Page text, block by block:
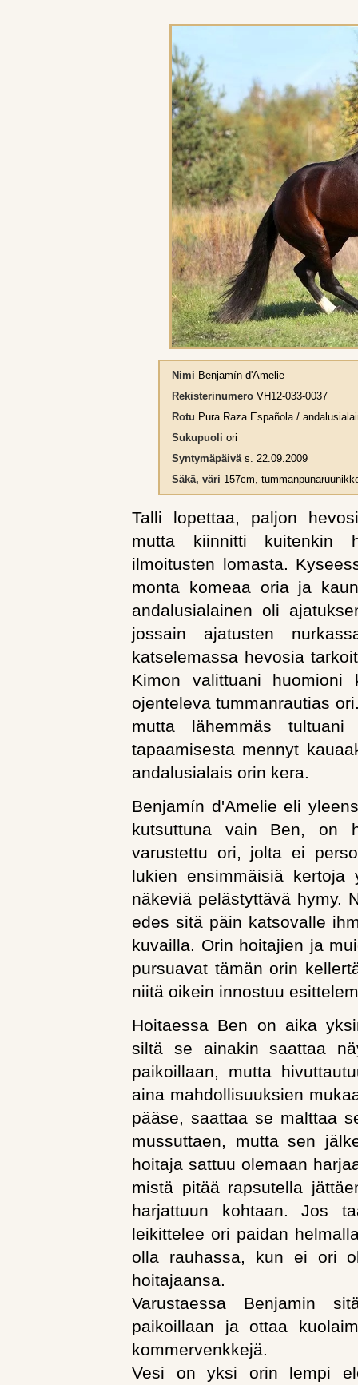
Nimi Benjamín d'Amelie
RekisterinumeroVH12-033-0037
Rotu Pura Raza Española /
Sukupuoli ori
Syntymäpäiväs. 22.09.2009
Säkä, väri 157cm,
Talli lopettaa, paljon
mutta kiinnitti kuitenkin
ilmoitusten lomasta.
monta komeaa oria ja
andalusialainen oli
jossain ajatusten
katselemassa hevosia
Kimon valittuani huomioni
ojenteleva tummanrautias
mutta lähemmäs
tapaamisesta mennyt
andalusialais orin kera.
Benjamín d'Amelie eli
kutsuttuna vain Ben, on
varustettu ori, jolta ei
lukien ensimmäisiä
näkeviä pelästyttävä hymy.
edes sitä päin katsovalle
kuvailla. Orin hoitajien ja
pursuavat tämän orin
niitä oikein innostuu
Hoitaessa Ben on aika
siltä se ainakin saattaa
paikoillaan, mutta
aina mahdollisuuksien
pääse, saattaa se malttaa
mussuttaen, mutta sen
hoitaja sattuu olemaan
mistä pitää rapsutella
harjattuun kohtaan. Jos
leikittelee ori paidan
olla rauhassa, kun ei ori
hoitajaansa.
Varustaessa Benjamin
paikoillaan ja ottaa
kommervenkkejä.
Vesi on yksi orin lempi